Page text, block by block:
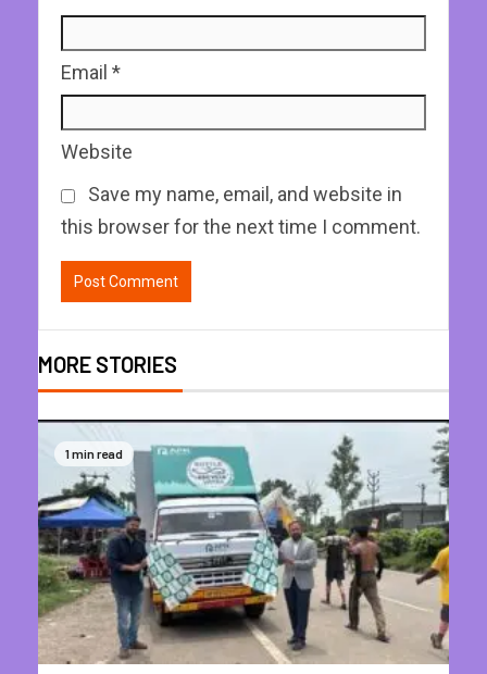
Email *
Website
Save my name, email, and website in
this browser for the next time I comment.
MORE STORIES
1 min read